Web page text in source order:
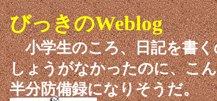
びっきのWeblog
小学生のころ、日記を書く
しょうがなかったのに、こ
半分防備録になりそうだ。